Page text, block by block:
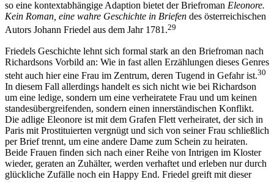
so eine kontextabhängige Adaption bietet der Briefroman Eleonore.
Kein Roman, eine wahre Geschichte in Briefen des österreichischen
Autors Johann Friedel aus dem Jahr 1781.29
Friedels Geschichte lehnt sich formal stark an den Briefroman nach
Richardsons Vorbild an: Wie in fast allen Erzählungen dieses Genres
steht auch hier eine Frau im Zentrum, deren Tugend in Gefahr ist.30
In diesem Fall allerdings handelt es sich nicht wie bei Richardson
um eine ledige, sondern um eine verheiratete Frau und um keinen
standesübergreifenden, sondern einen innerständischen Konflikt.
Die adlige Eleonore ist mit dem Grafen Flett verheiratet, der sich in
Paris mit Prostituierten vergnügt und sich von seiner Frau schließlich
per Brief trennt, um eine andere Dame zum Schein zu heiraten.
Beide Frauen finden sich nach einer Reihe von Intrigen im Kloster
wieder, geraten an Zuhälter, werden verhaftet und erleben nur durch
glückliche Zufälle noch ein Happy End. Friedel greift mit dieser